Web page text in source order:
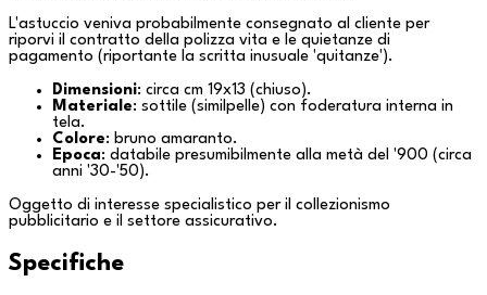
L'astuccio veniva probabilmente consegnato al cliente per
riporvi il contratto della polizza vita e le quietanze di
pagamento (riportante la scritta inusuale 'quitanze').
Dimensioni: circa cm 19x13 (chiuso).
Materiale: sottile (similpelle) con foderatura interna in
tela.
Colore: bruno amaranto.
Epoca: databile presumibilmente alla metà del '900 (circa
anni '30-'50).
Oggetto di interesse specialistico per il collezionismo
pubblicitario e il settore assicurativo.
Specifiche